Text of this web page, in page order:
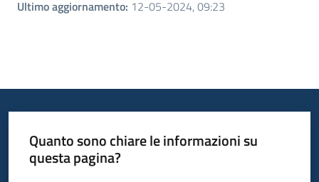
Ultimo aggiornamento: 12-05-2024, 09:23
Quanto sono chiare le informazioni su
questa pagina?